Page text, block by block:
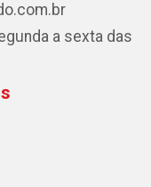
a sexta das